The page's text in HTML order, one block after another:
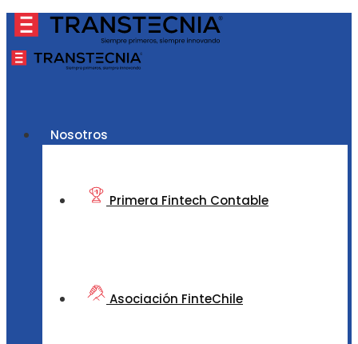
Nosotros
Primera Fintech Contable
Asociación FinteChile